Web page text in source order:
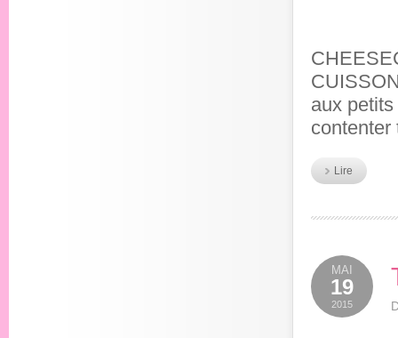
aux
contenter
Lire
MAI
19
2015